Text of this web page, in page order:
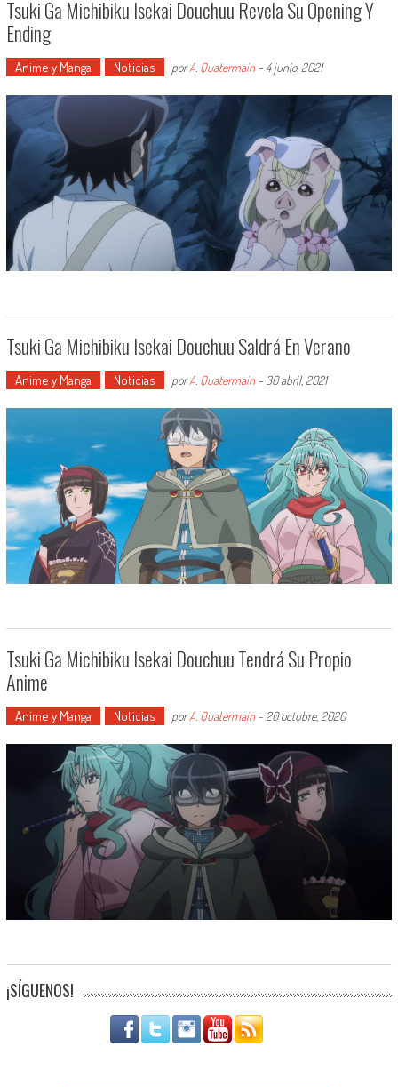
Tsuki Ga Michibiku Isekai Douchuu Revela Su Opening Y
Ending
Anime y Manga Noticias porA. Quatermain- 4 junio, 2021
Tsuki Ga Michibiku Isekai Douchuu Saldrá En Verano
Anime y Manga Noticias porA. Quatermain- 30 abril, 2021
Tsuki Ga Michibiku Isekai Douchuu Tendrá Su Propio
Anime
Anime y Manga Noticias porA. Quatermain- 20 octubre, 2020
¡SÍGUENOS!